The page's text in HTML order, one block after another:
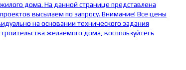
дома. На данной странице представлена
высылаем по запросу. Внимание! Все цены
на основании технического задания
желаемого дома, воспользуйтесь